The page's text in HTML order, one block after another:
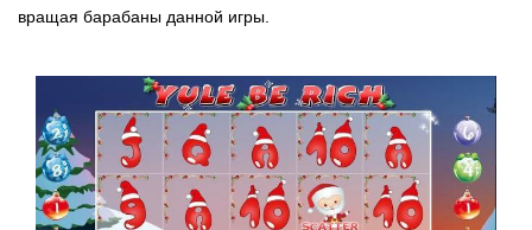
вращая барабаны данной игры.